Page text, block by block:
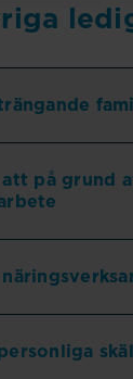
på grund
skäl